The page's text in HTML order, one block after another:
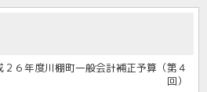
６年度川棚町一般会計補正予算（第４
回）